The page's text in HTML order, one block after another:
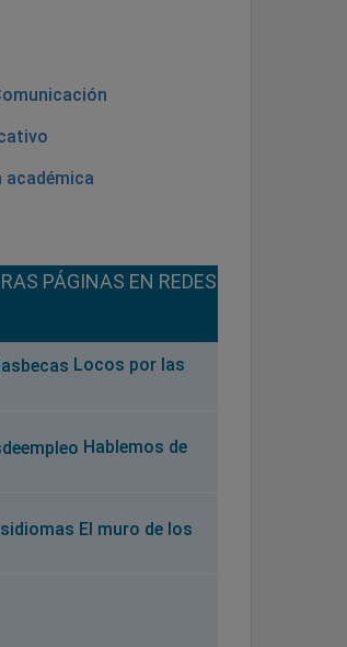
académica
PÁGINAS EN REDES!
Locos por las
Hablemos de
El muro de los